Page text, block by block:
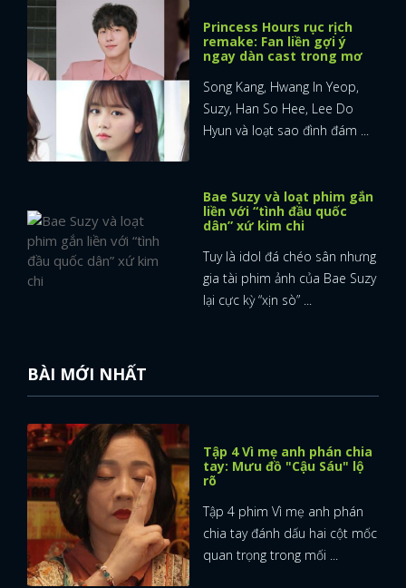
Princess Hours rục rịch
remake: Fan liền gợi ý
ngay dàn cast trong mơ
Song Kang, Hwang In Yeop,
Suzy, Han So Hee, Lee Do
Hyun và loạt sao đình đám ...
Bae Suzy và loạt phim gắn
liền với “tình đầu quốc
dân” xứ kim chi
Tuy là idol đá chéo sân nhưng
gia tài phim ảnh của Bae Suzy
lại cực kỳ “xịn sò” ...
BÀI MỚI NHẤT
Tập 4 Vì mẹ anh phán chia
tay: Mưu đồ "Cậu Sáu" lộ
rõ
Tập 4 phim Vì mẹ anh phán
chia tay đánh dấu hai cột mốc
quan trọng trong mối ...